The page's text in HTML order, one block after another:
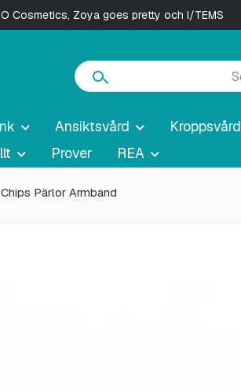
Cosmetics, Zoya goes pretty och I/TEMS
Ansiktsvård Kroppsvård
Prover REA
Pärlor Armband